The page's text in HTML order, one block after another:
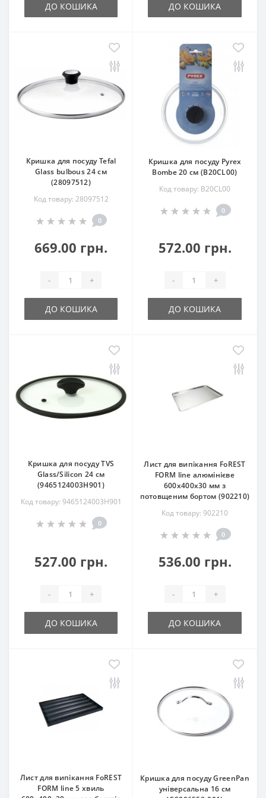
ДО КОШИКА ДО КОШИКА
Кришка для посуду Tefal
Glass bulbous 24 см
(28097512)
Код товару: 28097512
0
669.00 грн.
- +
ДО КОШИКА
Кришка для посуду Pyrex
Bombe 20 см (B20CL00)
Код товару: B20CL00
0
572.00 грн.
- +
ДО КОШИКА
Кришка для посуду TVS
Glass/Silicon 24 см
(9465124003H901)
Код товару: 9465124003H901
0
527.00 грн.
- +
ДО КОШИКА
Лист для випікання FoREST
FORM line алюмінієве
600х400х30 мм з
потовщеним бортом (902210)
Код товару: 902210
0
536.00 грн.
- +
ДО КОШИКА
Лист для випікання FoREST
FORM line 5 хвиль
Кришка для посуду GreenPan
універсальна 16 см